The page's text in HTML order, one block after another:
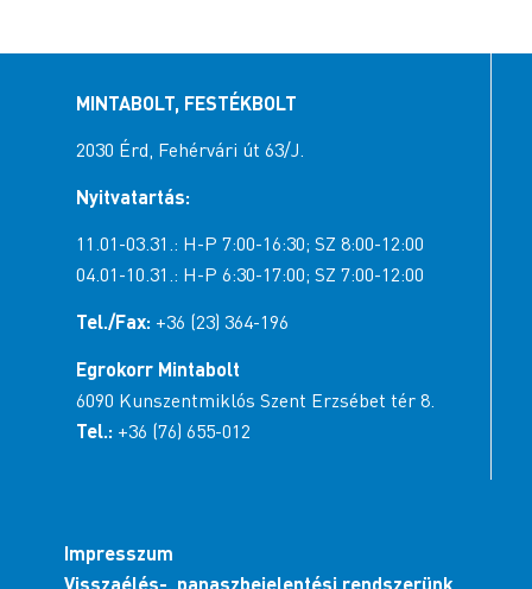
MINTABOLT, FESTÉKBOLT
2030 Érd, Fehérvári út 63/J.
Nyitvatartás:
11.01-03.31.: H-P 7:00-16:30; SZ 8:00-12:00
04.01-10.31.: H-P 6:30-17:00; SZ 7:00-12:00
Tel./Fax: +36 (23) 364-196
Egrokorr Mintabolt
6090 Kunszentmiklós Szent Erzsébet tér 8.
Tel.: +36 (76) 655-012
Impresszum
Visszaélés-, panaszbejelentési rendszerünk